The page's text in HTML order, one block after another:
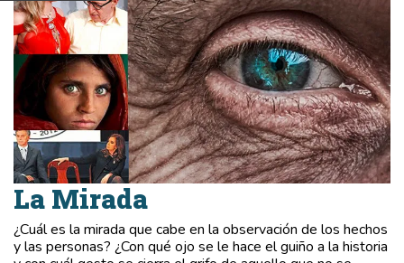
La Mirada
¿Cuál es la mirada que cabe en la observación de los hechos
y las personas? ¿Con qué ojo se le hace el guiño a la historia